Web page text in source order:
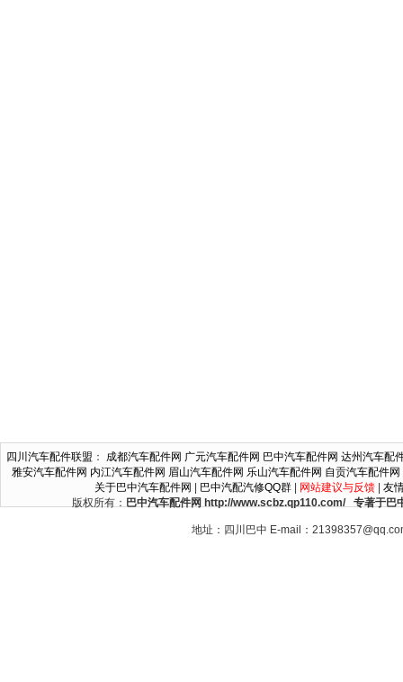
四川汽车配件联盟 ： 成都汽车配件网 广元汽车配件网 巴中汽车配件网 达州汽车配
雅安汽车配件网 内江汽车配件网 眉山汽车配件网 乐山汽车配件网 自贡汽车配件网
关于巴中汽车配件网
巴中汽配汽修QQ群| 网站建议与反馈| 友
版权所有： 巴中汽车配件网 http://www.scbz.qp110.com/ 专著于巴
地址：四川巴中 E-mail：